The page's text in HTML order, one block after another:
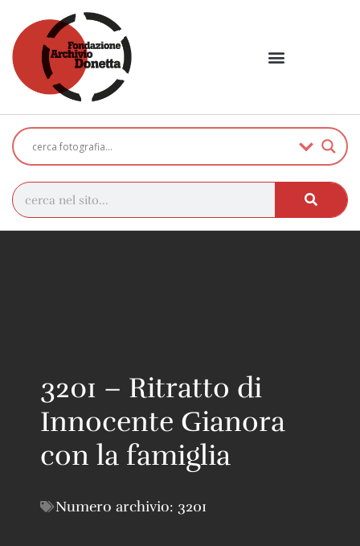
3201 – Ritratto di
Innocente Gianora
con la famiglia
Numero archivio: 3201